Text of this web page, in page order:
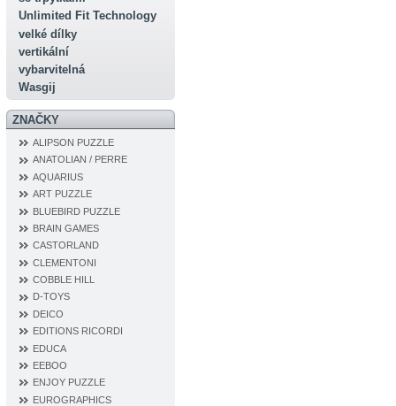
Unlimited Fit Technology
velké dílky
vertikální
vybarvitelná
Wasgij
ZNAČKY
ALIPSON PUZZLE
ANATOLIAN / PERRE
AQUARIUS
ART PUZZLE
BLUEBIRD PUZZLE
BRAIN GAMES
CASTORLAND
CLEMENTONI
COBBLE HILL
D‐TOYS
DEICO
EDITIONS RICORDI
EDUCA
EEBOO
ENJOY PUZZLE
EUROGRAPHICS